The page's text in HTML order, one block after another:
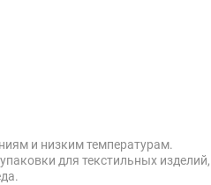
и низким температурам.
для текстильных